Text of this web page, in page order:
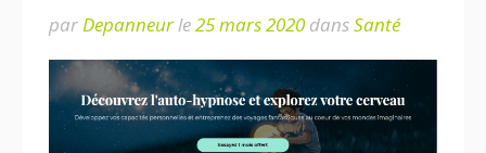
parDepanneurle25 mars 2020 dansSanté